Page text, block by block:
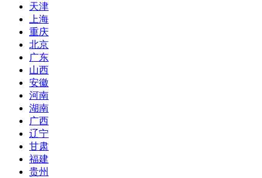
天津
上海
重庆
北京
广东
山西
安徽
河南
湖南
广西
辽宁
甘肃
福建
贵州